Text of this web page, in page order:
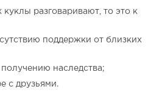
куклы разговаривают, то это к
поддержки от близких
наследства;
с друзьями.